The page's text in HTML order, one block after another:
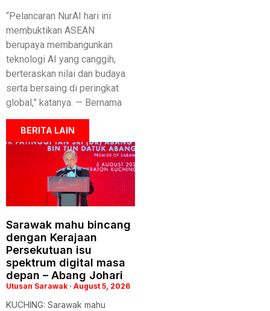
“Pelancaran NurAI hari ini
membuktikan ASEAN
berupaya membangunkan
teknologi AI yang canggih,
berteraskan nilai dan budaya
serta bersaing di peringkat
global,” katanya. — Bernama
BERITA LAIN
Sarawak mahu bincang
dengan Kerajaan
Persekutuan isu
spektrum digital masa
depan – Abang Johari
Utusan Sarawak August 5, 2026
KUCHING: Sarawak mahu